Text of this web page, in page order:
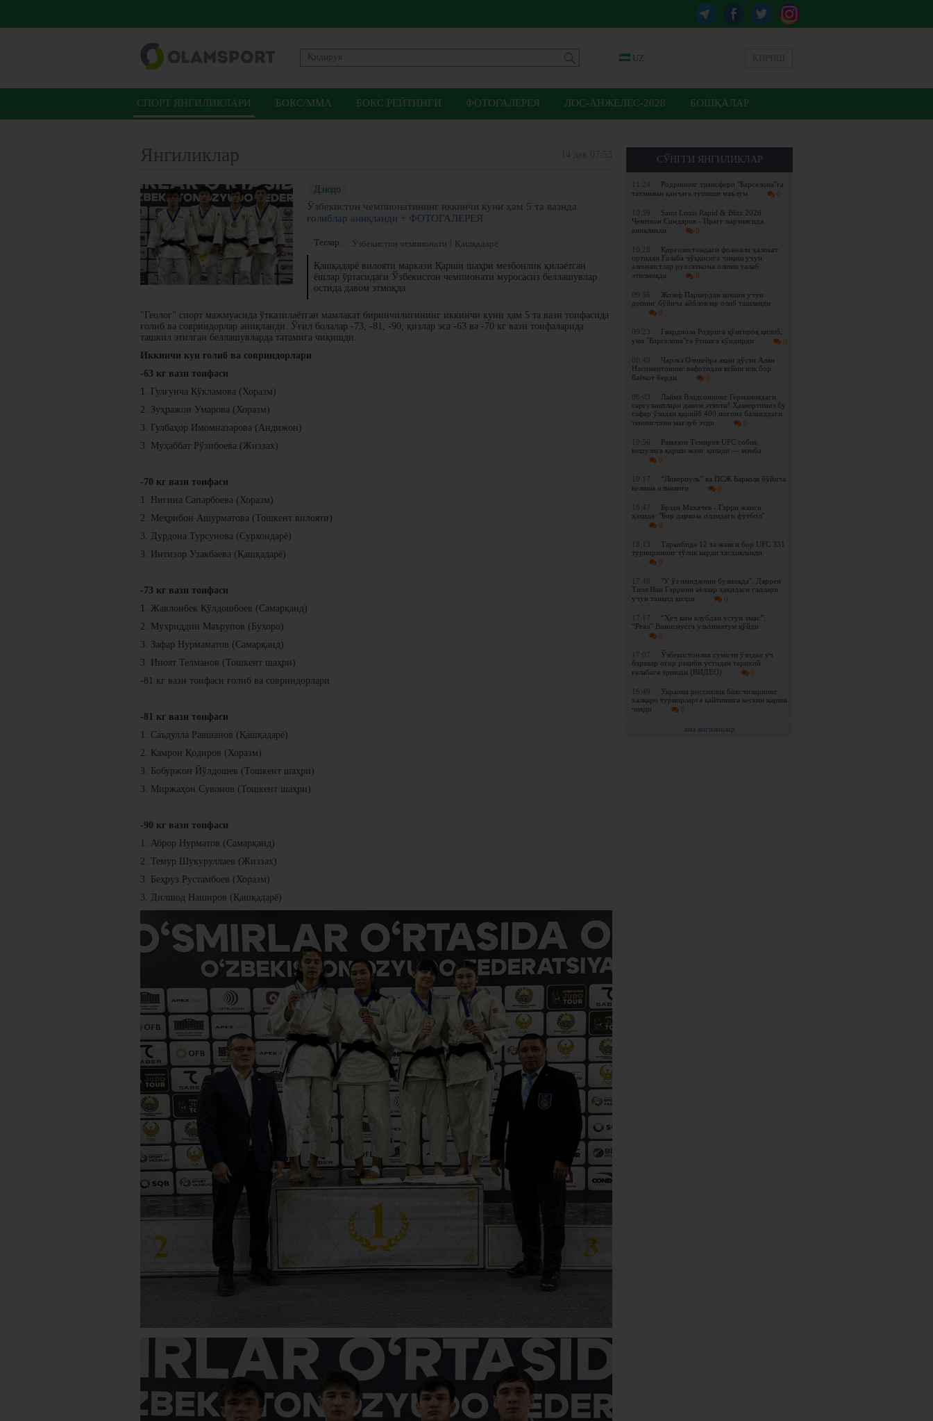
UZ
СПОРТ ЯНГИЛИКЛАРИ БОКС/ММА БОКС РЕЙТИНГИ ФОТОГАЛЕРЕЯ ЛОС-АНЖЕЛЕС-2028 БОШҚАЛАР
СЎНГГИ ЯНГИЛИКЛАР
11:24
Родрининг трансфери "Барселона"га
тахминан қанчага тушиши маълум
0
10:59
Saint Louis Rapid & Blitz 2026.
Чемпион Синдаров - Прагг партиясида
аниқланди
0
10:28
Қирғизистондаги фожеали ҳалокат
ортидан Ғалаба чўққисига чиқиш учун
алпинистлар рухсатнома олиши талаб
этилмоқда
0
09:56
Жозеф Паркердан кокаин учун
допинг бўйича айбловлар олиб ташланди
0
09:23
Гвардиола Родрига қўнғироқ қилиб,
уни "Барселона"га ўтишга кўндирди
0
08:49
Чарльз Оливейра яқин дўсти Алан
Насиментонинг вафотидан кейин илк бор
баёнот берди
0
08:03
Лайма Владсоннинг Германиядаги
саргузаштлари давом этяпти! Ҳамюртимиз бу
сафар ўзидан қарийб 400 поғона баланддаги
теннисчини мағлуб этди
0
19:56
Рамазон Темиров UFC собиқ
юлдузига қарши жанг қилади — манба
0
19:17
“Ливерпуль” ва ПСЖ Барколя бўйича
келиша олмаяпти
0
18:47
Брэди Махачев - Гэрри жанги
ҳақида: "Бир дарвоза олдидаги футбол"
0
18:13
Таркибида 12 та жанги бор UFC 331
турнирининг тўлиқ карди тасдиқланди
0
17:48
"У ўз имиджини бузмоқда". Даррен
Тилл Иан Гэррини аёллар ҳақидаги гаплари
учун танқид қилди
0
17:17
“Ҳеч ким клубдан устун эмас”:
“Реал” Винисиусга ультиматум қўйди
0
17:07
Ўзбекистонлик сумочи ўзидан уч
баравар оғир рақиби устидан тарихий
ғалабага эришди (ВИДЕО)
0
16:49
Украина россиялик боксчиларнинг
халқаро турнирларга қайтишига кескин қарши
чиқди
0
яна янгиликлар
Янгиликлар
Дзюдо
Ўзбекистон чемпионатининг иккинчи куни ҳам 5 та вазнда
ғолиблар аниқланди + ФОТОГАЛЕРЕЯ
Теглар : Ўзбекистон чемпионати Қашқадарё
Қашқадарё вилояти маркази Қарши шаҳри мезбонлик қилаётган
ёшлар ўртасидаги Ўзбекистон чемпионати муросасиз беллашувлар
остида давом этмоқда.
"Геолог" спорт мажмуасида ўтказилаётган мамлакат биринчилигининг иккинчи куни ҳам 5 та вазн тоифасида
ғолиб ва совриндорлар аниқланди. Ўғил болалар -73, -81, -90, қизлар эса -63 ва -70 кг вазн тоифаларида
ташкил этилган беллашувларда татамига чиқишди.
Иккинчи кун ғолиб ва совриндорлари
-63 кг вазн тоифаси
1. Гулғунча Кўкламова (Хоразм)
2. Зуҳражон Умарова (Хоразм)
3. Гулбаҳор Имомназарова (Андижон)
3. Муҳаббат Рўзибоева (Жиззах)
-70 кг вазн тоифаси
1. Нигина Сапарбоева (Хоразм)
2. Меҳрибон Ашурматова (Тошкент вилояти)
3. Дурдона Турсунова (Сурхондарё)
3. Интизор Узакбаева (Қашқадарё)
-73 кг вазн тоифаси
1. Жавлонбек Қўлдошбоев (Самарқанд)
2. Мухриддин Маърупов (Бухоро)
3. Зафар Нурмаматов (Самарқанд)
3. Иноят Телманов (Тошкент шаҳри)
-81 кг вазн тоифаси ғолиб ва совриндорлари
-81 кг вазн тоифаси
1. Саъдулла Равшанов (Қашқадарё)
2. Камрон Қодиров (Хоразм)
3. Бобуржон Йўлдошев (Тошкент шаҳри)
3. Миржаҳон Сувонов (Тошкент шаҳри)
-90 кг вазн тоифаси
1. Аброр Нурматов (Самарқанд)
2. Темур Шукуруллаев (Жиззах)
3. Беҳруз Рустамбоев (Хоразм)
3. Дилшод Наширов (Қашқадарё)